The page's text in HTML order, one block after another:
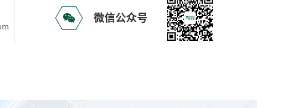
微信公众号